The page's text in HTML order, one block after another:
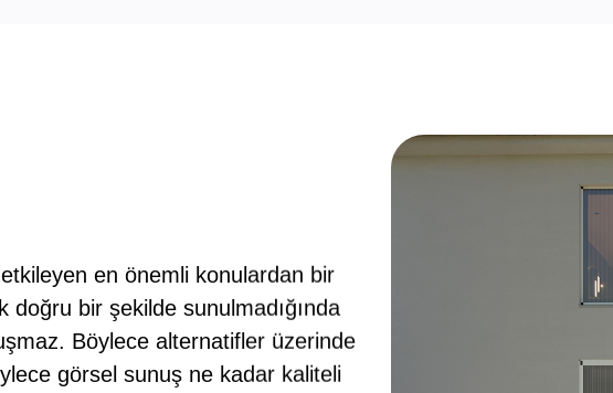
en önemli konulardan bir
bir şekilde sunulmadığında
Böylece alternatifler üzerinde
görsel sunuş ne kadar kaliteli